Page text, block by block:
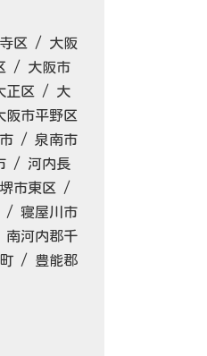
区 / 大阪
/ 大阪市
正区 / 大
市平野区
/ 泉南市
/ 河内長
市東区 /
/ 寝屋川市
河内郡千
/ 豊能郡